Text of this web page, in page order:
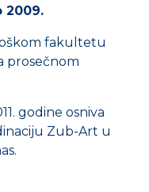
2009.
fakultetu
prosečnom
godine osniva
Zub-Art u